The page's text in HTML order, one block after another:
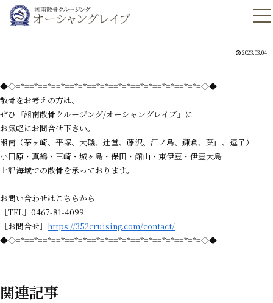
2023.03.04
◆◇=*==*==*==*==*=*==*=*==*=*==*=*==*=*==*=*=◇◆
散骨をお考えの方は、
ぜひ『湘南散骨クルージング/オーシャングレイブ』に
お気軽にお問合せ下さい。
湘南（茅ヶ崎、平塚、大磯、辻堂、藤沢、江ノ島、鎌倉、葉山、逗子）
小田原・真鶴・三崎・城ヶ島・保田・館山・東伊豆・伊豆大島
上記海域での散骨を承っております。
お問い合わせはこちらから
［TEL］0467-81-4099
［お問合せ］ https://352cruising.com/contact/
◆◇=*==*==*==*==*=*==*=*==*=*==*=*==*=*==*=*=◇◆
関連記事